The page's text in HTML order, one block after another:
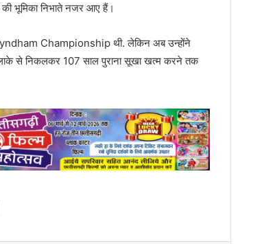
भूमिका निभाते नजर आए हैं।
Championship थी. लेकिन अब उन्होंने
से निकलकर 107 साल पुराना सूखा खत्म करने तक